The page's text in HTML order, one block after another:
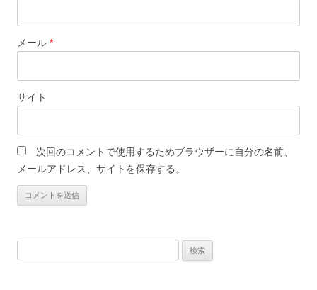
メール *
サイト
次回のコメントで使用するためブラウザーに自分の名前、
メールアドレス、サイトを保存する。
索: